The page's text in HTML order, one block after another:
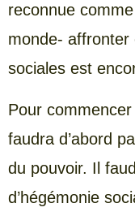
reconnue
monde- affronter
sociales est
Pour
faudra d’abord
du pouvoir. Il
d’hégémonie